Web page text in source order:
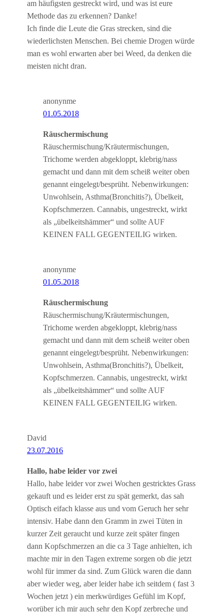
am häufigsten gestreckt wird, und was ist eure
Methode das zu erkennen? Danke!
Ich finde die Leute die Gras strecken, sind die
wiederlichsten Menschen. Bei chemie Drogen würde
man es wohl erwarten aber bei Weed, da denken die
meisten nicht dran.
anonynme
01.05.2018
Räuschermischung
Räuschermischung/Kräutermischungen,
Trichome werden abgekloppt, klebrig/nass
gemacht und dann mit dem scheiß weiter oben
genannt eingelegt/besprüht. Nebenwirkungen:
Unwohlsein, Asthma(Bronchitis?), Übelkeit,
Kopfschmerzen. Cannabis, ungestreckt, wirkt
als „übelkeitshämmer“ und sollte AUF
KEINEN FALL GEGENTEILIG wirken.
anonynme
01.05.2018
Räuschermischung
Räuschermischung/Kräutermischungen,
Trichome werden abgekloppt, klebrig/nass
gemacht und dann mit dem scheiß weiter oben
genannt eingelegt/besprüht. Nebenwirkungen:
Unwohlsein, Asthma(Bronchitis?), Übelkeit,
Kopfschmerzen. Cannabis, ungestreckt, wirkt
als „übelkeitshämmer“ und sollte AUF
KEINEN FALL GEGENTEILIG wirken.
David
23.07.2016
Hallo, habe leider vor zwei
Hallo, habe leider vor zwei Wochen gestricktes Grass
gekauft und es leider erst zu spät gemerkt, das sah
Optisch eifach klasse aus und vom Geruch her sehr
intensiv. Habe dann den Gramm in zwei Tüten in
kurzer Zeit geraucht und kurze zeit später fingen
dann Kopfschmerzen an die ca 3 Tage anhielten, ich
machte mir in den Tagen extreme sorgen ob die jetzt
wohl für immer da sind. Zum Glück waren die dann
aber wieder weg, aber leider habe ich seitdem ( fast 3
Wochen jetzt ) ein merkwürdiges Gefühl im Kopf,
worüber ich mir auch sehr den Kopf zerbreche und